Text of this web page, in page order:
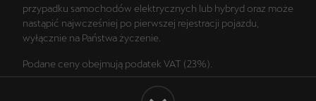
przypadku samochodów elektrycznych lub hybryd oraz może
nastąpić najwcześniej po pierwszej rejestracji pojazdu,
wyłącznie na Państwa życzenie.
Podane ceny obejmują podatek VAT (23%).
Wszelkie prezentowane informacje, w szczególności zdjęcia,